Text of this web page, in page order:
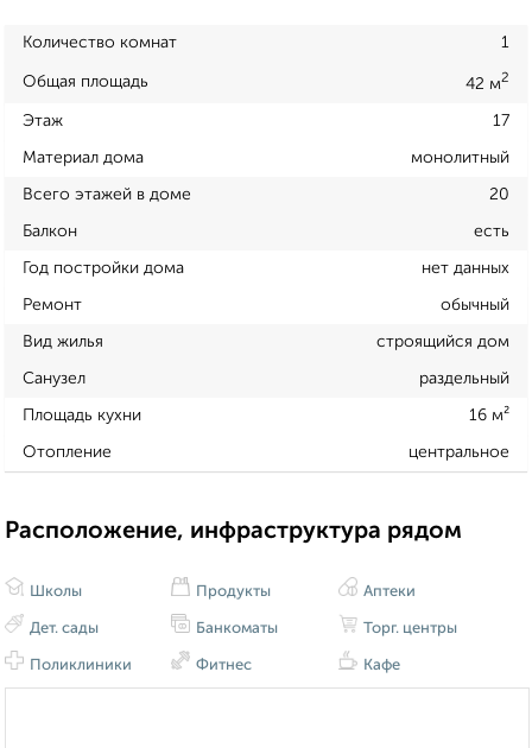
Количество комнат 1
Общая площадь 42 м2
Этаж 17
Материал дома монолитный
Всего этажей в доме 20
Балкон есть
Год постройки дома нет данных
Ремонт обычный
Вид жилья строящийся дом
Санузел раздельный
Площадь кухни 16 м²
Отопление центральное
Расположение, инфраструктура рядом
Школы
Дет. сады
Поликлиники
Продукты
Банкоматы
Фитнес
Аптеки
Торг. центры
Кафе